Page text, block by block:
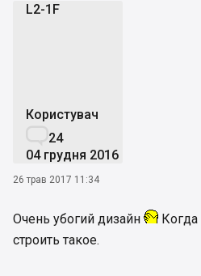
L2-1F
Користувач
24
04 грудня 2016
26 трав 2017 11:34
Очень убогий дизайн
строить такое.